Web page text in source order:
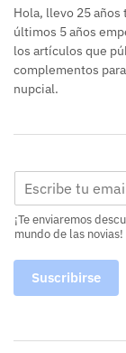
Hola, llevo 25 años
últimos 5 años
los artículos que
complementos
nupcial.
¡Te enviaremos
mundo de las novias!
Suscribirse